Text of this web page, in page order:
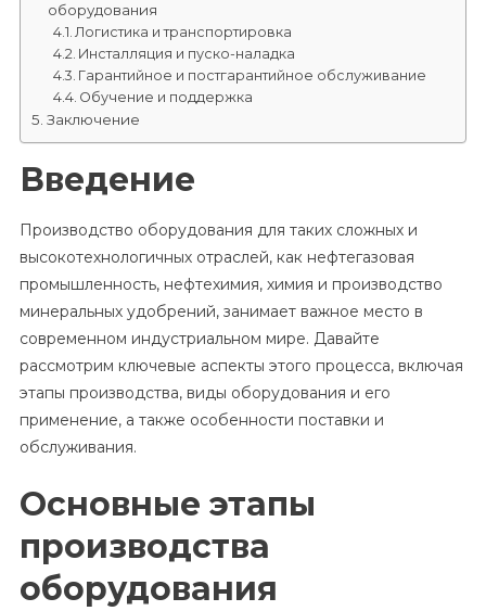
оборудования
Логистика и транспортировка
Инсталляция и пуско-наладка
Гарантийное и постгарантийное обслуживание
Обучение и поддержка
Заключение
Введение
Производство оборудования для таких сложных и
высокотехнологичных отраслей, как нефтегазовая
промышленность, нефтехимия, химия и производство
минеральных удобрений, занимает важное место в
современном индустриальном мире. Давайте
рассмотрим ключевые аспекты этого процесса, включая
этапы производства, виды оборудования и его
применение, а также особенности поставки и
обслуживания.
Основные этапы
производства
оборудования